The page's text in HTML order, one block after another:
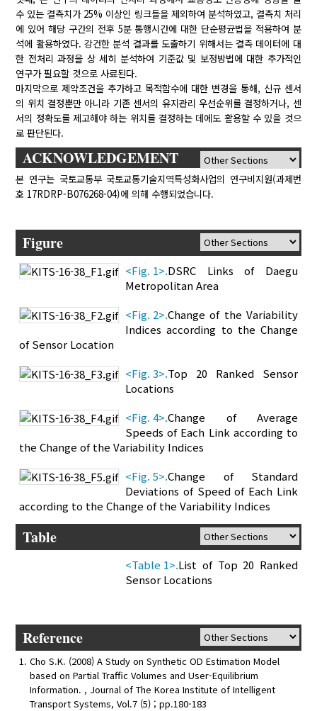
수 있는 결측치가 25% 이상인 링크들을 제외하여 분석하였고, 결측치 처리
에 있어 해당 구간의 전후 5분 통행시간에 대한 단순평균법을 적용하여 분
석에 활용하였다. 강건한 분석 결과를 도출하기 위해서는 결측 데이터에 대
한 전처리 과정을 상 세히 분석하여 기준값 및 보정방법에 대한 추가적인
연구가 필요할 것으로 사료된다.
마지막으로 제약조건을 추가하고 목적함수에 대한 변경을 통해, 신규 센서
의 위치 결정뿐만 아니라 기존 센서의 유지관리 우선순위를 결정하거나, 센
서의 정확도를 제고해야 하는 위치를 결정하는 데에도 활용할 수 있을 것으
로 판단된다.
ACKNOWLEDGEMENT
본 연구는 국토교통부 국토교통기술지역특성화사업의 연구비지원(과제번
호 17RDRP-B076268-04)에 의해 수행되었습니다.
Figure
<Fig. 1>.DSRC Links of Daegu
Metropolitan Area
<Fig. 2>.Change of the Variability
Indices according to the Change
of Sensor Location
<Fig. 3>.Top 20 Ranked Sensor
Locations
<Fig. 4>.Change of Average
Speeds of Each Link according to
the Change of the Variability Indices
<Fig. 5>.Change of Standard
Deviations of Speed of Each Link
according to the Change of the Variability Indices
Table
<Table 1>.List of Top 20 Ranked
Sensor Locations
Reference
Cho S.K. (2008) A Study on Synthetic OD Estimation Model
based on Partial Traffic Volumes and User-Equilibrium
Information. , Journal of The Korea Institute of Intelligent
Transport Systems, Vol.7 (5) ; pp.180-183